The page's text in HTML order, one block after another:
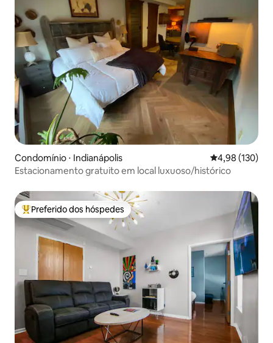
Condomínio ⋅ Indianápolis 4,98 de uma
4,98 (130)
Estacionamento gratuito em local luxuoso/histórico
Entre os melhores preferidos dos hóspedes
Preferido dos hóspedes